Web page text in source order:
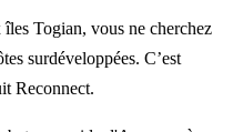
Togian, vous ne cherchez
surdéveloppées. C’est
Reconnect.